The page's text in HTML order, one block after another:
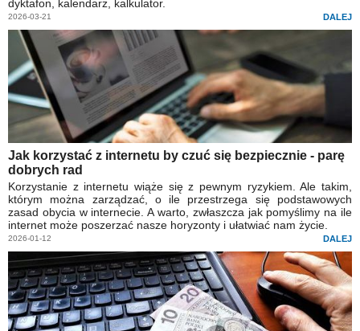
dyktafon, kalendarz, kalkulator.
2026-03-21 DALEJ
Jak korzystać z internetu by czuć się bezpiecznie - parę
dobrych rad
Korzystanie z internetu wiąże się z pewnym ryzykiem. Ale takim,
którym można zarządzać, o ile przestrzega się podstawowych
zasad obycia w internecie. A warto, zwłaszcza jak pomyślimy na ile
internet może poszerzać nasze horyzonty i ułatwiać nam życie.
2026-01-12 DALEJ